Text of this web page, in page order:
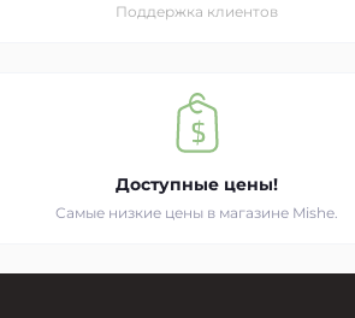
Поддержка клиентов
Доступные цены!
Самые низкие цены в магазине Mishe.